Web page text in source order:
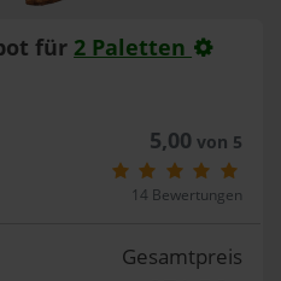
für 2 Paletten
5,00 von 5
14 Bewertungen
Gesamtpreis